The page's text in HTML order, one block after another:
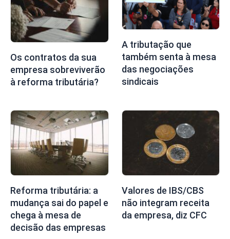
Os contratos da sua
empresa sobreviverão
à reforma tributária?
A tributação que
também senta à mesa
das negociações
sindicais
Reforma tributária: a
mudança sai do papel e
chega à mesa de
decisão das empresas
Valores de IBS/CBS
não integram receita
da empresa, diz CFC